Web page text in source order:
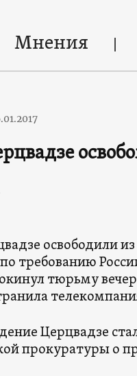
Мнения
освободили
требованию
тюрьму
Церцвадзе
прокуратуры о